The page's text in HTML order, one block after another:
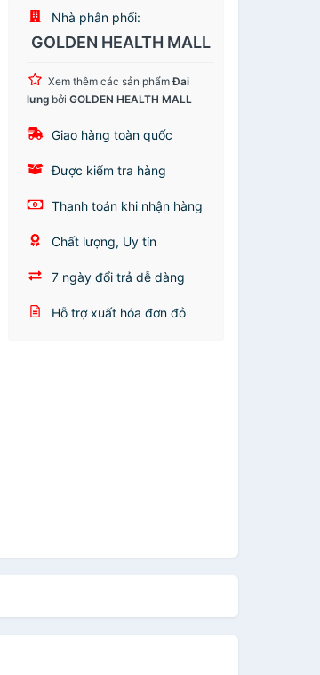
Nhà phân phối:
GOLDEN HEALTH MALL
Xem thêm các sản phẩmĐai
lưng bởiGOLDEN HEALTH MALL
Giao hàng toàn quốc
Được kiểm tra hàng
Thanh toán khi nhận hàng
Chất lượng, Uy tín
7 ngày đổi trả dễ dàng
Hỗ trợ xuất hóa đơn đỏ